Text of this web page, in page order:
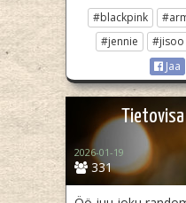
#blackpink
#jennie
#jisoo
Jaa
331
2026-01-19